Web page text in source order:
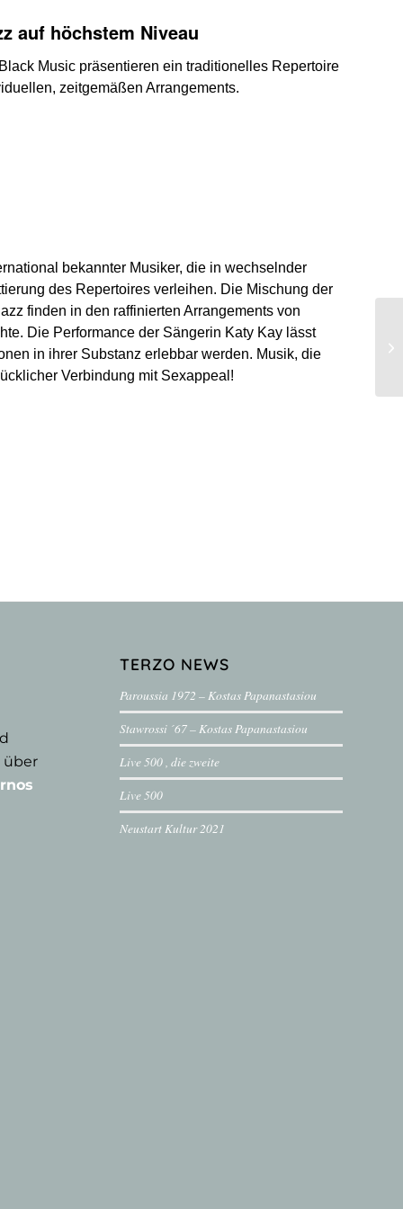
auf höchstem Niveau
Music präsentieren ein traditionelles Repertoire
zeitgemäßen Arrangements.
bekannter Musiker, die in wechselnder
des Repertoires verleihen. Die Mischung der
finden in den raffinierten Arrangements von
Die Performance der Sängerin Katy Kay lässt
in ihrer Substanz erlebbar werden. Musik, die
Verbindung mit Sexappeal!
über
TERZO NEWS
Paroussia 1972 – Kostas Papanastasiou
Stawrossi ´67 – Kostas Papanastasiou
Live 500 , die zweite
Live 500
Neustart Kultur 2021